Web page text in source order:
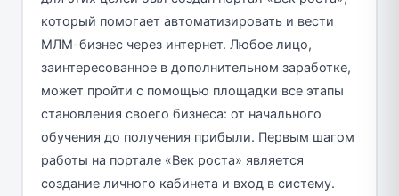
который помогает автоматизировать и вести
МЛМ-бизнес через интернет. Любое лицо,
заинтересованное в дополнительном заработке,
может пройти с помощью площадки все этапы
становления своего бизнеса: от начального
обучения до получения прибыли. Первым шагом
работы на портале «Век роста» является
создание личного кабинета и вход в систему.